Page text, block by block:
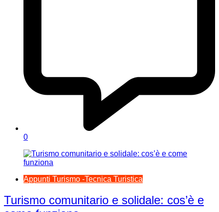
0
Appunti Turismo -Tecnica Turistica
Turismo comunitario e solidale: cos’è e